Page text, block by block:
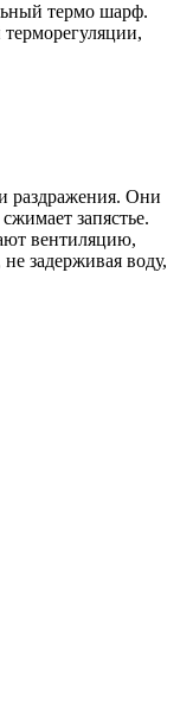
термо шарф.
раздражения. Они
запястье.
вентиляцию,
задерживая воду,